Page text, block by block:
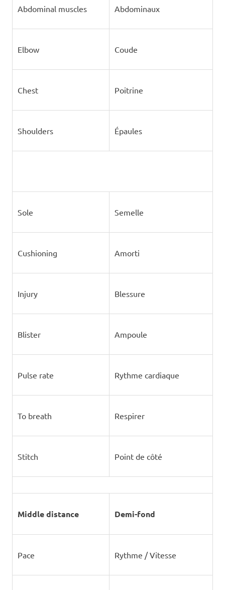
Abdominal muscles Abdominaux
Elbow Coude
Chest Poitrine
Shoulders Épaules
Sole Semelle
Cushioning Amorti
Injury Blessure
Blister Ampoule
Pulse rate Rythme cardiaque
To breath Respirer
Stitch Point de côté
Middle distance Demi-fond
Pace Rythme / Vitesse